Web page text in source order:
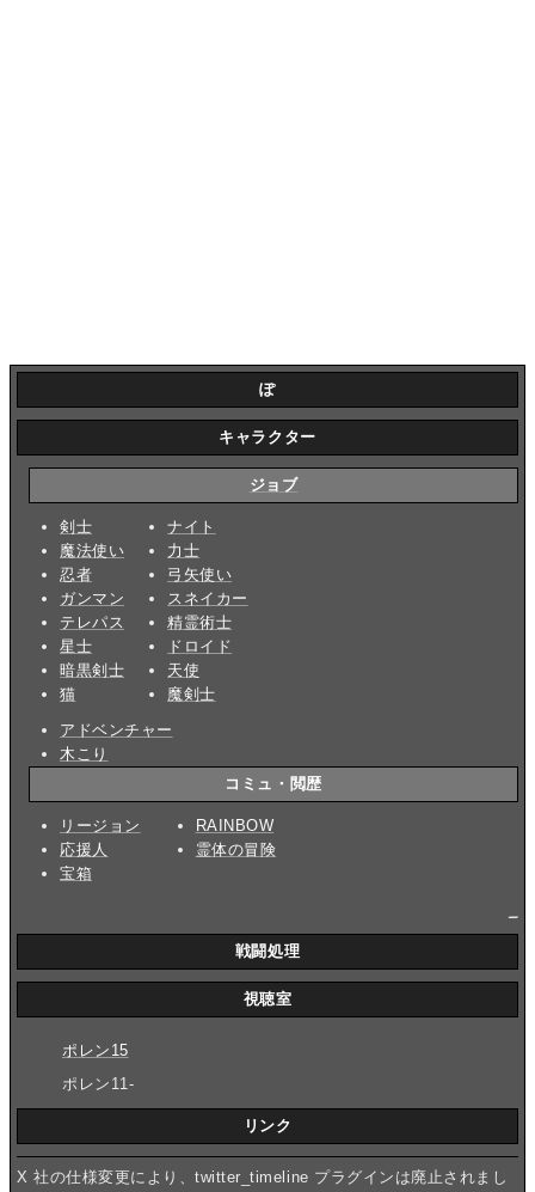
ぽ
キャラクター
ジョブ
剣士
魔法使い
忍者
ガンマン
テレパス
星士
暗黒剣士
猫
ナイト
力士
弓矢使い
スネイカー
精霊術士
ドロイド
天使
魔剣士
アドベンチャー
木こり
コミュ・閲歴
リージョン
応援人
宝箱
RAINBOW
霊体の冒険
戦闘処理
視聴室
ポレン15
ポレン11-
リンク
X 社の仕様変更により、twitter_timeline プラグインは廃止されまし